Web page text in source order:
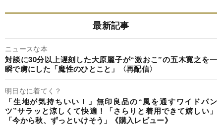
最新記事
ニュースな本
対談に30分以上遅刻した大原麗子が“激おこ”の五木寛之を一
瞬で虜にした「魔性のひとこと」〈再配信〉
明日なに着てく？
「生地が気持ちいい！」無印良品の“風を通すワイドパン
ツ”サラッと涼しくて快適！「さらりと着用できて嬉しい」
「今から秋、ずっといけそう」《購入レビュー》